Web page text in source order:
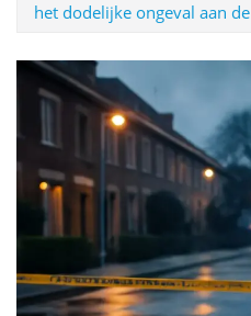
het dodelijke ongeval aan